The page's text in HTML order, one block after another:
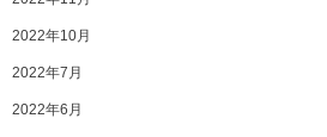
2022年10月
2022年7月
2022年6月